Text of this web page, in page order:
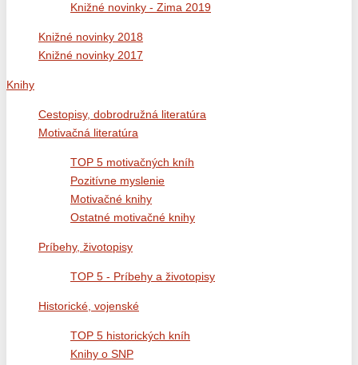
Knižné novinky - Zima 2019
Knižné novinky 2018
Knižné novinky 2017
Knihy
Cestopisy, dobrodružná literatúra
Motivačná literatúra
TOP 5 motivačných kníh
Pozitívne myslenie
Motivačné knihy
Ostatné motivačné knihy
Príbehy, životopisy
TOP 5 - Príbehy a životopisy
Historické, vojenské
TOP 5 historických kníh
Knihy o SNP